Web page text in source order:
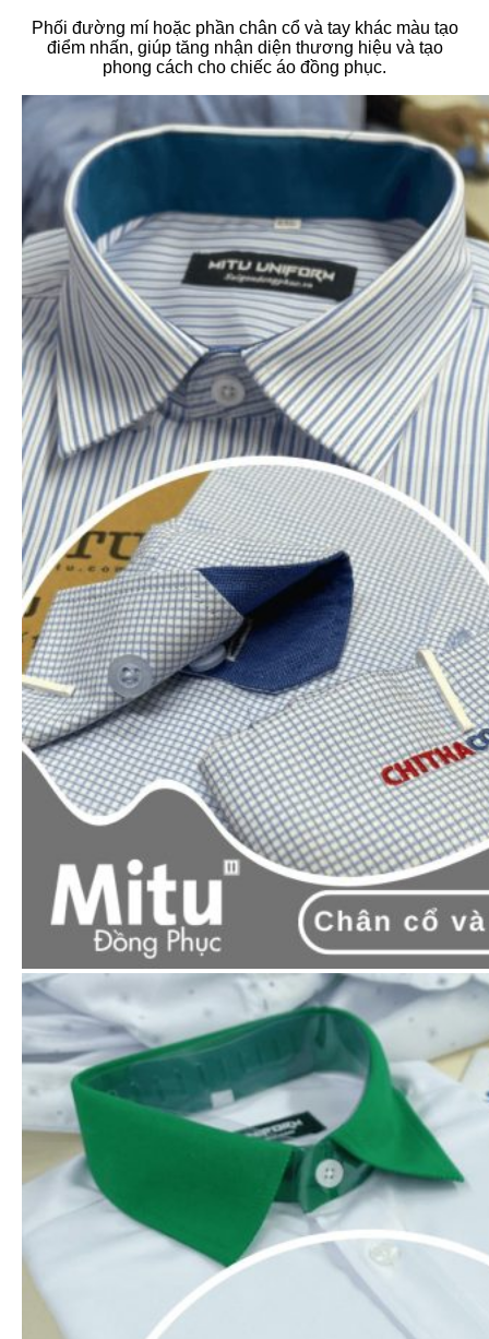
ƯU ĐÃI THÁNG NÀY
Áp dụng với các đơn hàng có giá trị >10tr.
Hướng dẫn đặt hàng
Nhắn ngay Zalo hoặc gọi tới hotline:
0965.606.787 để được tư vấn và báo giá.
Cách 2: Thêmsản phẩm giỏ hàng& tiến hành
hàng.Đội ngũ của Mitu sẽ liên hệ lại bạn
vấn & báo giá
Quy trình đặt hàng tại Mitu:
Phối đường mí hoặc phần chân cổ và tay khác màu tạo
điểm nhấn, giúp tăng nhận diện thương hiệu và tạo
phong cách cho chiếc áo đồng phục.